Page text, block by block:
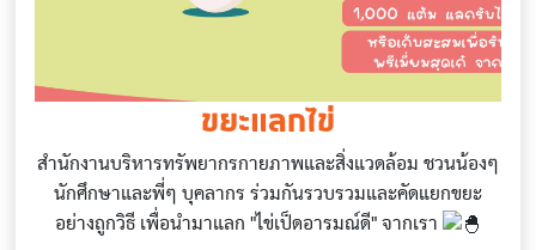
ขยะแลกไข่
สำนักงานบริหารทรัพยากรกายภาพและสิ่งแวดล้อม ชวนน้องๆ
นักศึกษาและพี่ๆ บุคลากร ร่วมกันรวบรวมและคัดแยกขยะ
อย่างถูกวิธี เพื่อนำมาแลก "ไข่เป็ดอารมณ์ดี" จากเรา